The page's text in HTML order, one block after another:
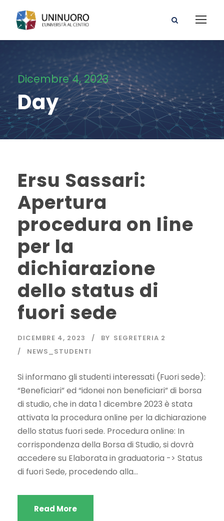
Dicembre 4, 2023
Day
Ersu Sassari:
Apertura
procedura on line
per la
dichiarazione
dello status di
fuori sede
DICEMBRE 4, 2023 BY SEGRETERIA 2
NEWS_STUDENTI
Si informano gli studenti interessati (Fuori sede):
“Beneficiari” ed “idonei non beneficiari” di borsa
di studio, che in data 1 dicembre 2023 è stata
attivata la procedura online per la dichiarazione
dello status fuori sede. Procedura online: In
corrispondenza della Borsa di Studio, si dovrà
accedere su Elaborata in graduatoria -> Status
di fuori Sede, procedendo alla...
Read More